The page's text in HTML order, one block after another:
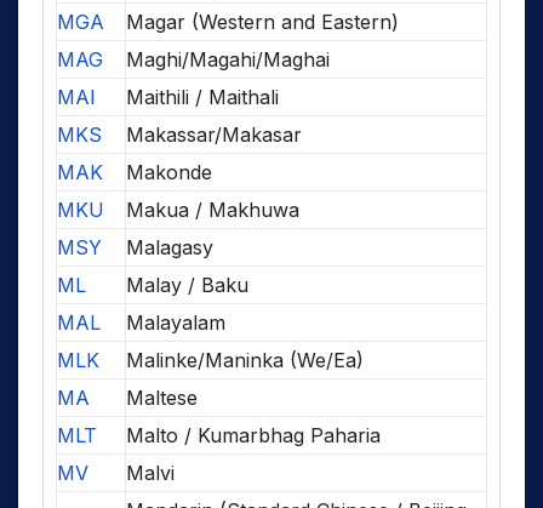
MGA
Magar (Western and Eastern)
MAG
Maghi/Magahi/Maghai
MAI
Maithili / Maithali
MKS
Makassar/Makasar
MAK
Makonde
MKU
Makua / Makhuwa
MSY
Malagasy
ML
Malay / Baku
MAL
Malayalam
MLK
Malinke/Maninka (We/Ea)
MA
Maltese
MLT
Malto / Kumarbhag Paharia
MV
Malvi